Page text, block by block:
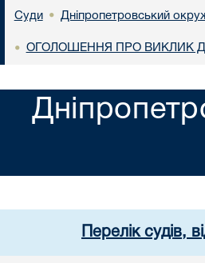
Суди • Дніпропетровський
• ОГОЛОШЕННЯ ПРО ВИКЛИК
Перелік судів,